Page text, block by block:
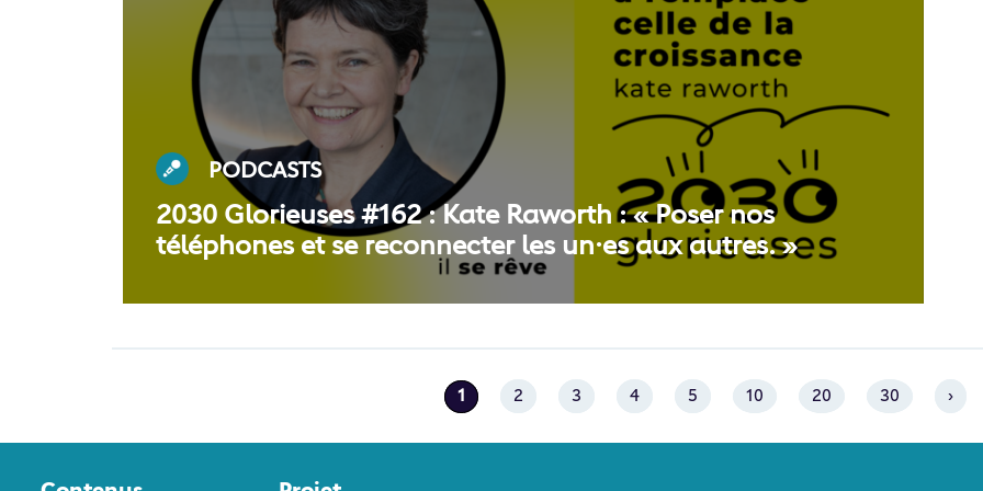
PODCASTS
2030 Glorieuses #162 : Kate Raworth : « Poser nos
téléphones et se reconnecter les un·es aux autres. »
1 2 3 4 5 10 20 30 ›